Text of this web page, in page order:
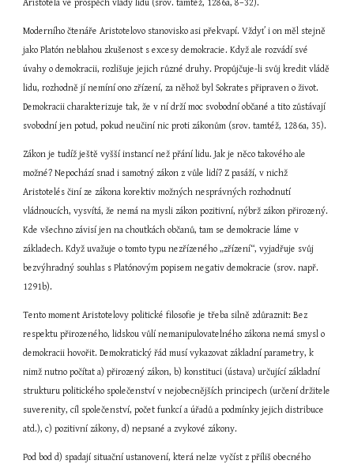
Aristotela ve prospěch vlády lidu (srov. tamtéž, 1286a, 8–32).
Moderního čtenáře Aristotelovo stanovisko asi překvapí. Vždyť i on měl stejně
jako Platón neblahou zkušenost s excesy demokracie. Když ale rozvádí své
úvahy o demokracii, rozlišuje jejich různé druhy. Propůjčuje-li svůj kredit vládě
lidu, rozhodně jí nemíní ono zřízení, za něhož byl Sokrates připraven o život.
Demokracii charakterizuje tak, že v ní drží moc svobodní občané a tito zůstávají
svobodní jen potud, pokud neučiní nic proti zákonům (srov. tamtéž, 1286a, 35).
Zákon je tudíž ještě vyšší instancí než přání lidu. Jak je něco takového ale
možné? Nepochází snad i samotný zákon z vůle lidí? Z pasáží, v nichž
Aristotelés činí ze zákona korektiv možných nesprávných rozhodnutí
vládnoucích, vysvítá, že nemá na mysli zákon pozitivní, nýbrž zákon přirozený.
Kde všechno závisí jen na choutkách občanů, tam se demokracie láme v
základech. Když uvažuje o tomto typu nezřízeného „zřízení“, vyjadřuje svůj
bezvýhradný souhlas s Platónovým popisem negativ demokracie (srov. např.
1291b).
Tento moment Aristotelovy politické filosofie je třeba silně zdůraznit: Bez
respektu přirozeného, lidskou vůlí nemanipulovatelného zákona nemá smysl o
demokracii hovořit. Demokratický řád musí vykazovat základní parametry, k
nimž nutno počítat a) přirozený zákon, b) konstituci (ústava) určující základní
strukturu politického společenství v nejobecnějších principech (určení držitele
suverenity, cíl společenství, počet funkcí a úřadů a podmínky jejich distribuce
atd.), c) pozitivní zákony, d) nepsané a zvykové zákony.
Pod bod d) spadají situační ustanovení, která nelze vyčíst z příliš obecného